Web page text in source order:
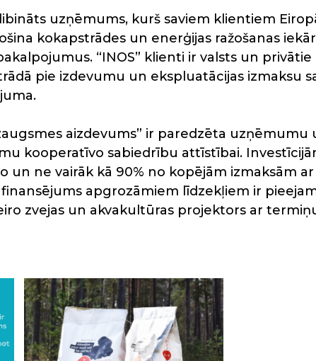
uzņēmums, kurš saviem klientiem
kokapstrādes un enerģijas ražošanas
“INOS” klienti ir valsts un
pie izdevumu un ekspluatācijas izmaksu
aizdevums” ir paredzēta uzņēmumu
kooperatīvo sabiedrību attīstībai.
un ne vairāk kā 90% no kopējām izmaksām
finansējums apgrozāmiem līdzekļiem ir
zvejas un akvakultūras projektors ar